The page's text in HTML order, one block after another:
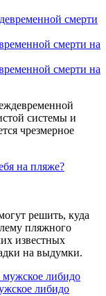
смерти на
смерти на
системы и
чрезмерное
на пляже?
решить, куда
пляжного
известных
на выдумки.
либидо